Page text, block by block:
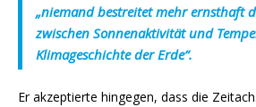
„niemand bestreitet mehr ernsthaft
zwischen Sonnenaktivität und
Klimageschichte der Erde“.
Er akzeptierte hingegen, dass die